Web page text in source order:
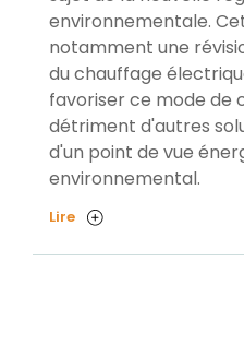
environnementale.
notamment une
du chauffage
favoriser ce mode de
détriment d'autres
d'un point de vue
environnemental.
Lire